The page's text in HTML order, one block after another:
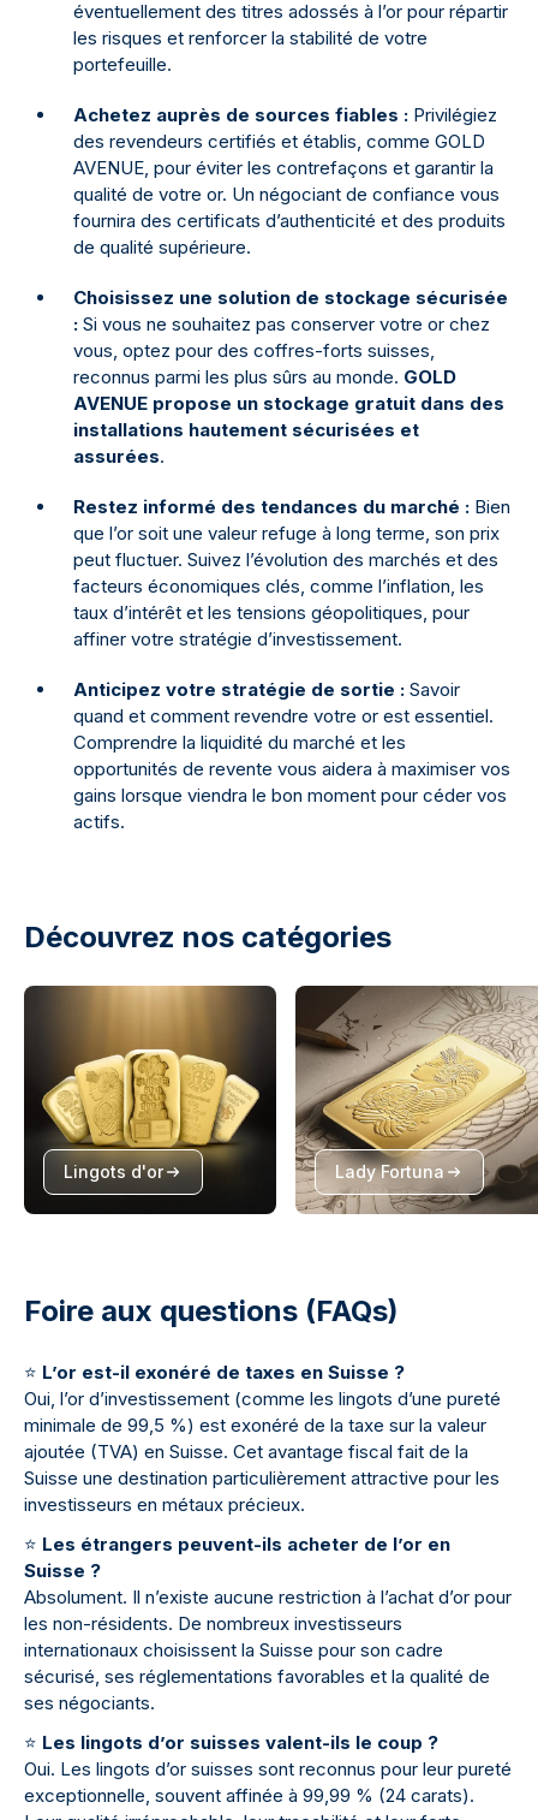
éventuellement des titres adossés à l’or pour répartir
les risques et renforcer la stabilité de votre
portefeuille.
Achetez auprès de sources fiables : Privilégiez
des revendeurs certifiés et établis, comme GOLD
AVENUE, pour éviter les contrefaçons et garantir la
qualité de votre or. Un négociant de confiance vous
fournira des certificats d’authenticité et des produits
de qualité supérieure.
Choisissez une solution de stockage sécurisée
: Si vous ne souhaitez pas conserver votre or chez
vous, optez pour des coffres-forts suisses,
reconnus parmi les plus sûrs au monde. GOLD
AVENUE propose un stockage gratuit dans des
installations hautement sécurisées et
assurées.
Restez informé des tendances du marché : Bien
que l’or soit une valeur refuge à long terme, son prix
peut fluctuer. Suivez l’évolution des marchés et des
facteurs économiques clés, comme l’inflation, les
taux d’intérêt et les tensions géopolitiques, pour
affiner votre stratégie d’investissement.
Anticipez votre stratégie de sortie : Savoir
quand et comment revendre votre or est essentiel.
Comprendre la liquidité du marché et les
opportunités de revente vous aidera à maximiser vos
gains lorsque viendra le bon moment pour céder vos
actifs.
Découvrez nos catégories
Lingots d'or Lady Fortuna
Foire aux questions (FAQs)
⭐ L’or est-il exonéré de taxes en Suisse ?
Oui, l’or d’investissement (comme les lingots d’une pureté
minimale de 99,5 %) est exonéré de la taxe sur la valeur
ajoutée (TVA) en Suisse. Cet avantage fiscal fait de la
Suisse une destination particulièrement attractive pour les
investisseurs en métaux précieux.
⭐ Les étrangers peuvent-ils acheter de l’or en
Suisse ?
Absolument. Il n’existe aucune restriction à l’achat d’or pour
les non-résidents. De nombreux investisseurs
internationaux choisissent la Suisse pour son cadre
sécurisé, ses réglementations favorables et la qualité de
ses négociants.
⭐ Les lingots d’or suisses valent-ils le coup ?
Oui. Les lingots d’or suisses sont reconnus pour leur pureté
exceptionnelle, souvent affinée à 99,99 % (24 carats).